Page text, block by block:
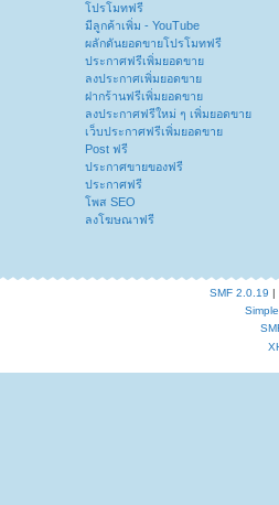
โปรโมทฟรี
มีลูกค้าเพิ่ม - YouTube
ผลักดันยอดขายโปรโมทฟรี
ประกาศฟรีเพิ่มยอดขาย
ลงประกาศเพิ่มยอดขาย
ฝากร้านฟรีเพิ่มยอดขาย
ลงประกาศฟรีใหม่ ๆ เพิ่มยอดขาย
เว็บประกาศฟรีเพิ่มยอดขาย
Post ฟรี
ประกาศขายของฟรี
ประกาศฟรี
โพส SEO
ลงโฆษณาฟรี
SMF 2.0.19 |